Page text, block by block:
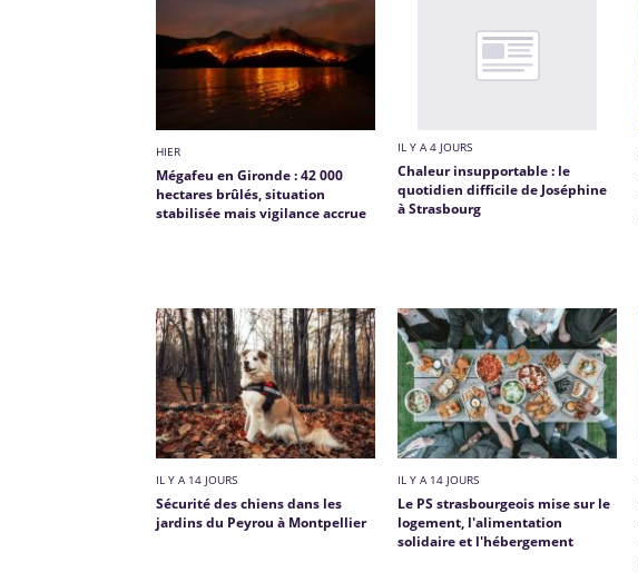
HIER
Mégafeu en Gironde : 42 000
hectares brûlés, situation
stabilisée mais vigilance accrue
IL Y A 4 JOURS
Chaleur insupportable : le
quotidien difficile de Joséphine
à Strasbourg
IL Y A 14 JOURS
Sécurité des chiens dans les
jardins du Peyrou à Montpellier
IL Y A 14 JOURS
Le PS strasbourgeois mise sur le
logement, l'alimentation
solidaire et l'hébergement